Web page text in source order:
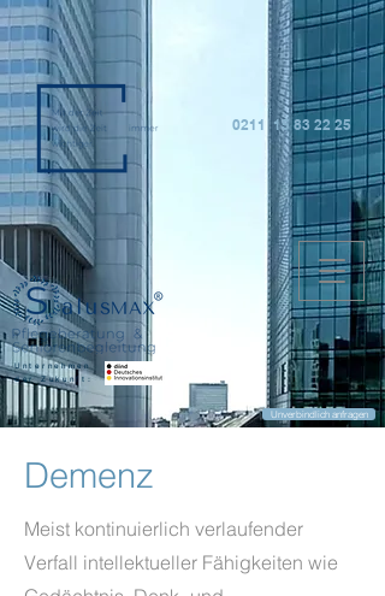
0211 15 83 22 25
Unternehmen
der Zukunft:
Unverbindlich anfragen
Demenz
Meist kontinuierlich verlaufender
Verfall intellektueller Fähigkeiten wie